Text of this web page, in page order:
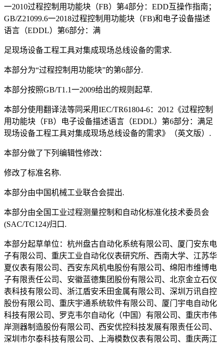
一2010过程控制用功能块（FB）第4部分：EDD互操作指南；
GB/Z21099.6一2018过程控制用功能块（FB)和电子设备描述
语言（EDDL）第6部分：满
足现场设备工程工具对集成现场总线设备的需求.
本部分为“过程控制用功能块”的第6部分.
本部分按照GB/T1.1一2009给出的规则起草.
本部分使用翻译法等同采用IEC/TR61804-6：2012《过程控制
用功能块（FB）电子设备描述语言（EDDL）第6部分：满足
现场设备工程工具对集成现场总线设备的需求》（英文版）.
本部分做了下列编辑性修改：
修改了标准名称.
本部分由中国机械工业联合会提出.
本部分由全国工业过程测量控制和自动化标准化技术委员会
(SAC/TC124)归口.
本部分起草单位：杭州盘古自动化系统有限公司、厦门安东电
子有限公司、重庆工业自动化仪表研究所、西南大学、江苏华
夏仪表有限公司、西安东风机电股份有限公司、绵阳市维博电
子有限责任公司、安徽蓝德集团股份有限公司、北京金立石仪
表科技有限公司、浙江盾安禾田金属有限公司、深圳万讯自控
股份有限公司、重庆宇通系统软件有限公司、厦门宇电自动化
科技有限公司、罗克韦尔自动化（中国）有限公司、重庆市伟
岸测器制造股份有限公司、西安优控科技发展有限责任公司、
深圳市尔泰科技有限公司、上海模数仪表有限公司、重庆两江